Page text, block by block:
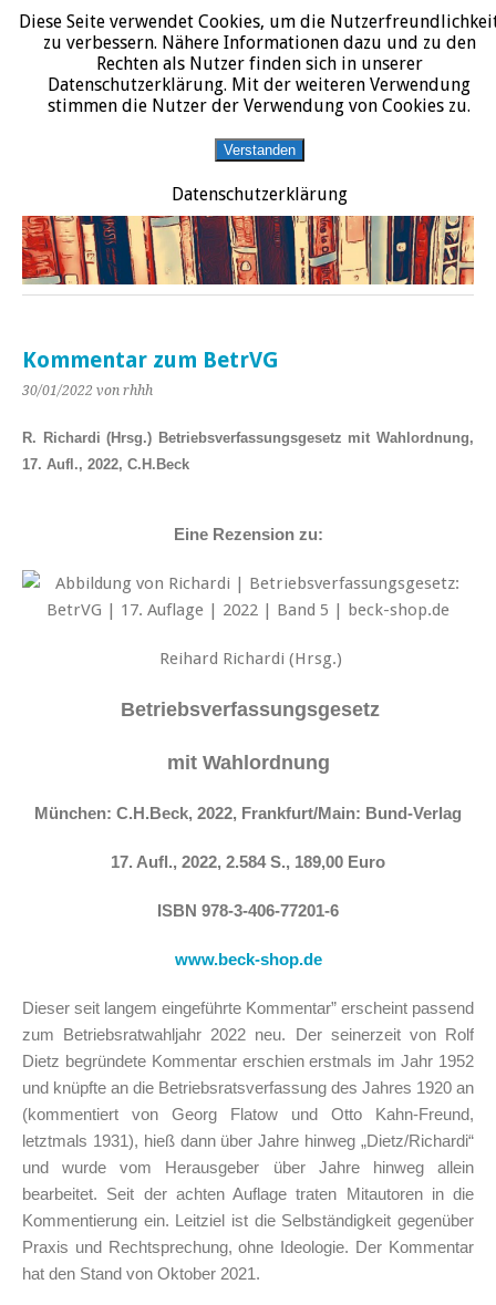
START DATENSCHUTZERKLÄRUNG IMPRESSUM ÜBER JURALIT
JURALIT
Rezensionen juristischer Literatur
Kommentar zum BetrVG
30/01/2022 von rhhh
R. Richardi (Hrsg.) Betriebsverfassungsgesetz mit Wahlordnung,
17. Aufl., 2022, C.H.Beck
Eine Rezension zu:
Reihard Richardi (Hrsg.)
Betriebsverfassungsgesetz
mit Wahlordnung
München: C.H.Beck, 2022, Frankfurt/Main: Bund-Verlag
17. Aufl., 2022, 2.584 S., 189,00 Euro
ISBN 978-3-406-77201-6
www.beck-shop.de
Dieser seit langem eingeführte Kommentar” erscheint passend
zum Betriebsratwahljahr 2022 neu. Der seinerzeit von Rolf
Dietz begründete Kommentar erschien erstmals im Jahr 1952
und knüpfte an die Betriebsratsverfassung des Jahres 1920 an
(kommentiert von Georg Flatow und Otto Kahn-Freund,
letztmals 1931), hieß dann über Jahre hinweg „Dietz/Richardi“
und wurde vom Herausgeber über Jahre hinweg allein
bearbeitet. Seit der achten Auflage traten Mitautoren in die
Kommentierung ein. Leitziel ist die Selbständigkeit gegenüber
Praxis und Rechtsprechung, ohne Ideologie. Der Kommentar
hat den Stand von Oktober 2021.
Diese Seite verwendet Cookies, um die
zu verbessern. Nähere Informationen dazu und zu den
Rechten als Nutzer finden sich in unserer
Datenschutzerklärung. Mit der weiteren Verwendung
stimmen die Nutzer der Verwendung von Cookies zu.
Verstanden
Datenschutzerklärung